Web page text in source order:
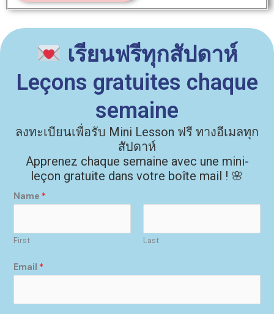
เรียนฟรีทุกสัปดาห์
Leçons gratuites chaque
semaine
ลงทะเบียนเพื่อรับ Mini Lesson ฟรี ทางอีเมลทุก
สัปดาห์
Apprenez chaque semaine avec une mini-
leçon gratuite dans votre boîte mail ! 🌸
Name *
First Last
E
m
i
Email *